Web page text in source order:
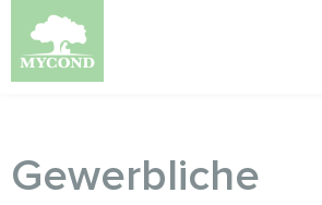
Gewerbliche